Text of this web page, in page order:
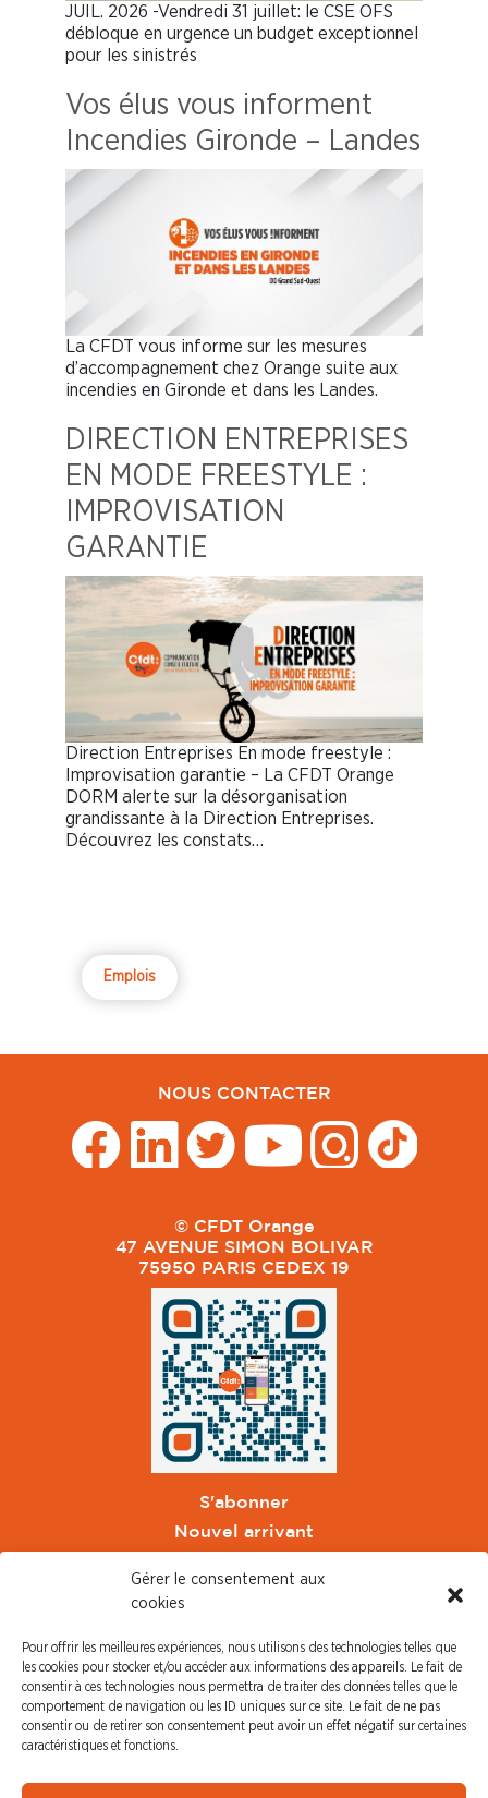
Gérer le consentement aux
cookies
Pour offrir les meilleures expériences, nous utilisons des technologies telles que
les cookies pour stocker et/ou accéder aux informations des appareils. Le fait de
consentir à ces technologies nous permettra de traiter des données telles que le
comportement de navigation ou les ID uniques sur ce site. Le fait de ne pas
consentir ou de retirer son consentement peut avoir un effet négatif sur certaines
caractéristiques et fonctions.
JUIL. 2026 -Vendredi 31 juillet: le CSE OFS
débloque en urgence un budget exceptionnel
pour les sinistrés
Vos élus vous informent
Incendies Gironde – Landes
La CFDT vous informe sur les mesures
d’accompagnement chez Orange suite aux
incendies en Gironde et dans les Landes.
DIRECTION ENTREPRISES
EN MODE FREESTYLE :
IMPROVISATION
GARANTIE
Direction Entreprises En mode freestyle :
Improvisation garantie – La CFDT Orange
DORM alerte sur la désorganisation
grandissante à la Direction Entreprises.
Découvrez les constats…
Emplois
NOUS CONTACTER
© CFDT Orange
47 AVENUE SIMON BOLIVAR
75950 PARIS CEDEX 19
S'abonner
Nouvel arrivant
CFDT Cadres
CFDT Retraités
L'UFFA
PRESSE